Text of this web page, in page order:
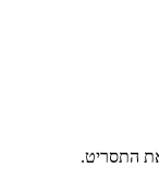
התסריט.